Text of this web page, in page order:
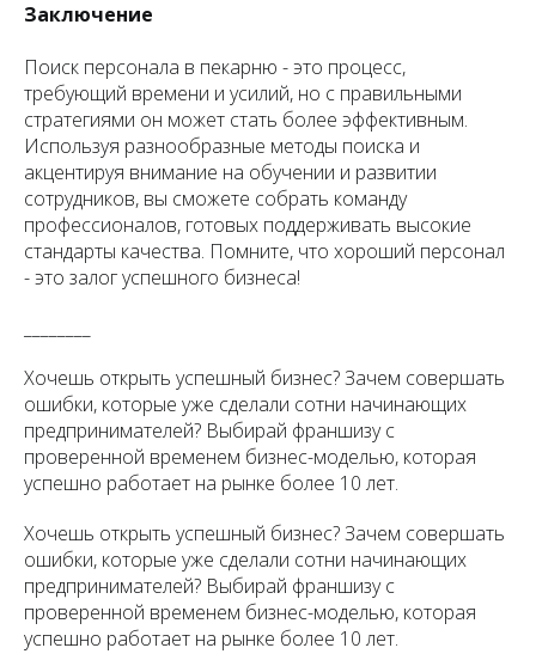
Заключение
Поиск персонала в пекарню - это процесс,
требующий времени и усилий, но с правильными
стратегиями он может стать более эффективным.
Используя разнообразные методы поиска и
акцентируя внимание на обучении и развитии
сотрудников, вы сможете собрать команду
профессионалов, готовых поддерживать высокие
стандарты качества. Помните, что хороший персонал
- это залог успешного бизнеса!
Хочешь открыть успешный бизнес? Зачем совершать
ошибки, которые уже сделали сотни начинающих
предпринимателей? Выбирай франшизу с
проверенной временем бизнес-моделью, которая
успешно работает на рынке более 10 лет.
Хочешь открыть успешный бизнес? Зачем совершать
ошибки, которые уже сделали сотни начинающих
предпринимателей? Выбирай франшизу с
проверенной временем бизнес-моделью, которая
успешно работает на рынке более 10 лет.